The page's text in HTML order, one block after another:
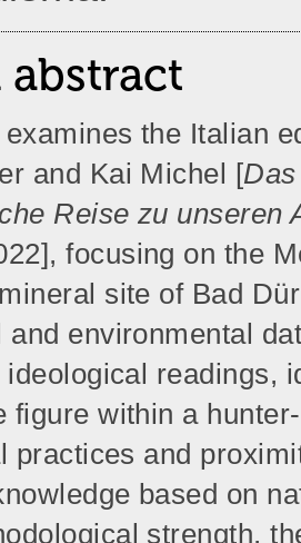
abstract
the Italian
and Kai Michel [
Reise zu unseren
focusing on the
site of Bad
and environmental
readings,
figure within a
practices and
based on
strength,